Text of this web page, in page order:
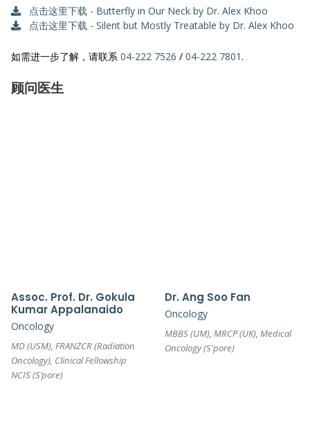
点击这里下载 - Butterfly in Our Neck by Dr. Alex Khoo
点击这里下载 - Silent but Mostly Treatable by Dr. Alex Khoo
如需进一步了解，请联系 04-222 7526 / 04-222 7801.
顾问医生
Assoc. Prof. Dr. Gokula
Kumar Appalanaido
Oncology
MD (USM), FRANZCR (Radiation
Oncology), Clinical Fellowship
NCIS (S’pore)
Dr. Ang Soo Fan
Oncology
MBBS (UM), MRCP (UK), Medical
Oncology (S'pore)